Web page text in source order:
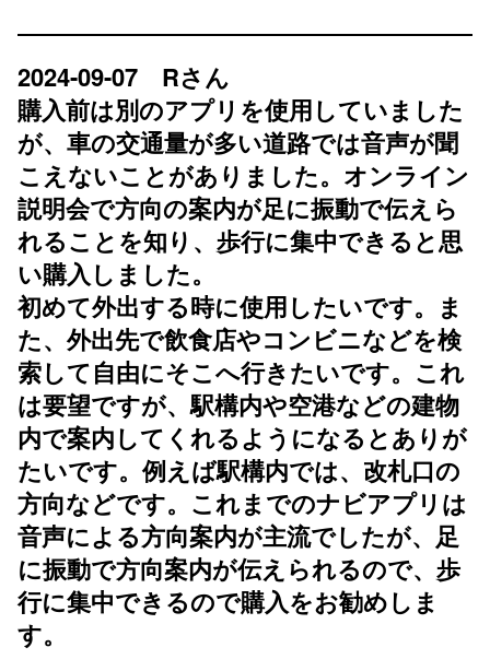
2024-09-07 Rさん
購入前は別のアプリを使用していました
が、車の交通量が多い道路では音声が聞
こえないことがありました。オンライン
説明会で方向の案内が足に振動で伝えら
れることを知り、歩行に集中できると思
い購入しました。
初めて外出する時に使用したいです。ま
た、外出先で飲食店やコンビニなどを検
索して自由にそこへ行きたいです。これ
は要望ですが、駅構内や空港などの建物
内で案内してくれるようになるとありが
たいです。例えば駅構内では、改札口の
方向などです。これまでのナビアプリは
音声による方向案内が主流でしたが、足
に振動で方向案内が伝えられるので、歩
行に集中できるので購入をお勧めしま
す。